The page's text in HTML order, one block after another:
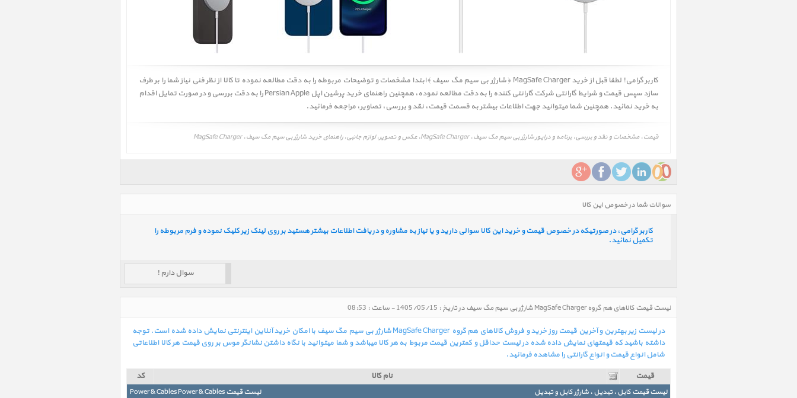
کاربر گرامی! لطفا قبل از خرید MagSafe Charger ﴿ شارژر بی سیم مگ سیف ﴾ ابتدا مشخصات و توضیحات مربوطه را به دقت مطالعه نموده تا کالا از نظر فنی نیاز شما را بر طرف
سازد سپس قیمت و شرایط گارانتی شرکت گارانتی کننده را به دقت مطالعه نموده، همچنین راهنمای خرید پرشین اپل Persian Apple را به دقت بررسی و در صورت تمایل اقدام
به خرید نمائید. همچنین شما میتوانید جهت اطلاعات بیشتر به قسمت قیمت، نقد و بررسی، تصاویر، مراجعه فرمائید.
قیمت، مشخصات و نقد و بررسی، برنامه و درایور شارژر بی سیم مگ سیف، MagSafe Charger، عکس و تصویر، لوازم جانبی، راهنمای خرید شارژر بی سیم مگ سیف، MagSafe Charger
سوالات شما در خصوص این کالا
کاربر گرامی، در صورتیکه در خصوص قیمت و خرید این کالا سوالی دارید و یا نیاز به مشاوره و دریافت اطلاعات بیشتر هستید بر روی لینک زیر کلیک نموده و فرم مربوطه را
تکمیل نمائید.
سوال دارم !
لیست قیمت کالاهای هم گروه MagSafe Charger شارژر بی سیم مگ سیف در تاریخ : 1405/05/15 - ساعت : 08:53
در لیست زیر بهترین و آخرین قیمت روز خرید و فروش کالاهای هم گروه MagSafe Charger شارژر بی سیم مگ سیف با امکان خرید آنلاین اینترنتی نمایش داده شده است. توجه
داشته باشید که قیمتهای نمایش داده شده در لیست حداقل و کمترین قیمت مربوط به هر کالا میباشد و شما میتوانید با نگاه داشتن نشانگر موس بر روی قیمت هر کالا اطلاعاتی
شامل انواع قیمت و انواع گارانتی را مشاهده فرمائید.
کد
نام کالا قیمت
لیست قیمت Power & Cables Power & Cables لیست قیمت کابل ، تبدیل ، شارژر کابل و تبدیل